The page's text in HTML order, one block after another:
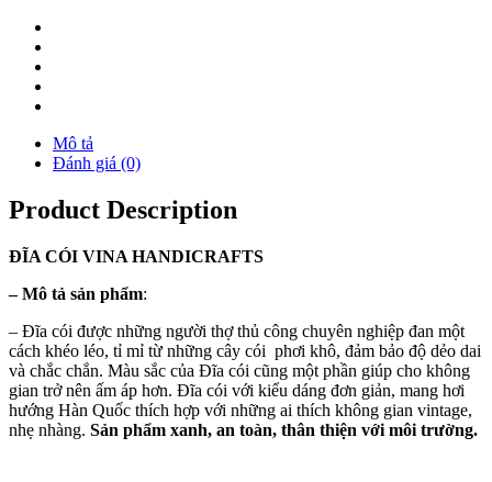
Mô tả
Đánh giá (0)
Product Description
ĐĨA CÓI VINA HANDICRAFTS
–Mô tả sản phẩm:
– Đĩa cói được những người thợ thủ công chuyên nghiệp đan một
cách khéo léo, tỉ mỉ từ những cây cói phơi khô, đảm bảo độ dẻo dai
và chắc chắn. Màu sắc của Đĩa cói cũng một phần giúp cho không
gian trở nên ấm áp hơn. Đĩa cói với kiểu dáng đơn giản, mang hơi
hướng Hàn Quốc thích hợp với những ai thích không gian vintage,
nhẹ nhàng. Sản phẩm xanh, an toàn, thân thiện với môi trường.